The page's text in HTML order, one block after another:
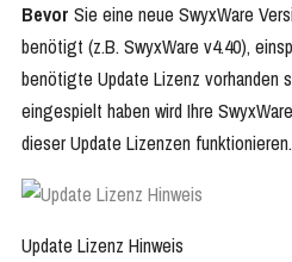
Bevor Sie eine neue SwyxWare
benötigt (z.B. SwyxWare v4.40),
benötigte Update Lizenz vorhanden
eingespielt haben wird Ihre
dieser Update Lizenzen funktionieren.
Update Lizenz Hinweis